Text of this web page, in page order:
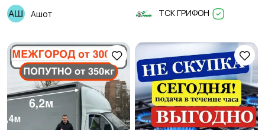
Ашот ТСК ГРИФОН